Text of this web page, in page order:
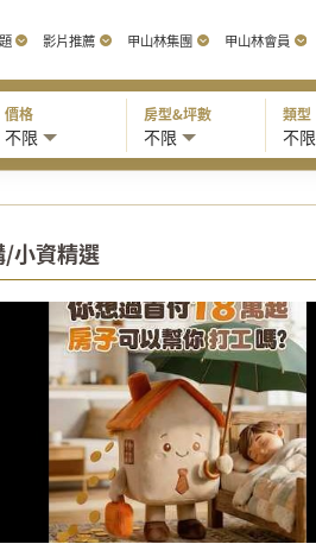
影片推薦 甲山林集團 甲山林會員
價格
不限
房型&坪數
不限
類型
不限
/小資精選